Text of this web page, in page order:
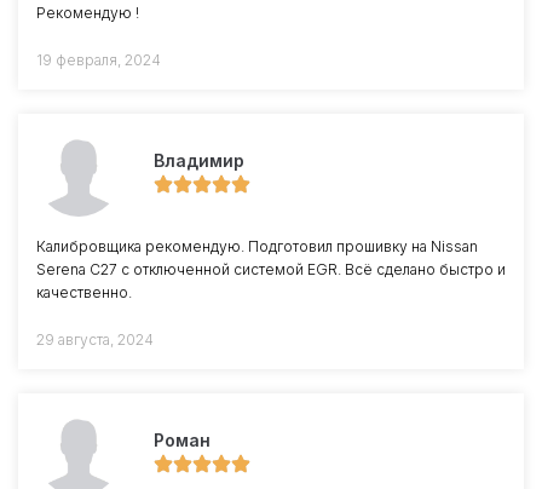
Рекомендую !
19 февраля, 2024
Владимир
Калибровщика рекомендую. Подготовил прошивку на Nissan
Serena C27 с отключенной системой EGR. Всё сделано быстро и
качественно.
29 августа, 2024
Роман